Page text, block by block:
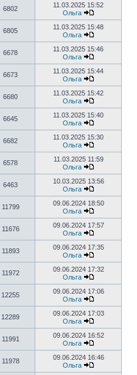
6802
11.03.2025 15:52
Ольга
6805
11.03.2025 15:48
Ольга
6678
11.03.2025 15:46
Ольга
6673
11.03.2025 15:44
Ольга
6680
11.03.2025 15:42
Ольга
6645
11.03.2025 15:40
Ольга
6682
11.03.2025 15:30
Ольга
6578
11.03.2025 11:59
Ольга
6463
10.03.2025 13:56
Ольга
11799
09.06.2024 18:50
Ольга
11676
09.06.2024 17:57
Ольга
11893
09.06.2024 17:35
Ольга
11972
09.06.2024 17:32
Ольга
12255
09.06.2024 17:06
Ольга
12289
09.06.2024 17:03
Ольга
11991
09.06.2024 16:52
Ольга
11978
09.06.2024 16:46
Ольга